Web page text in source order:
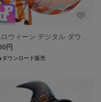
円
ダウンロード販売